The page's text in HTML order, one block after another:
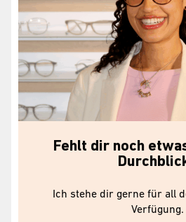
Fehlt dir noch
Ich stehe dir gerne für all
Verfügung.